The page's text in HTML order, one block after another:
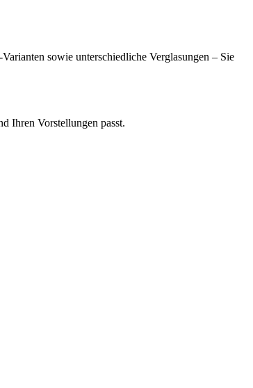
sowie unterschiedliche Verglasungen – Sie
Ihren Vorstellungen passt.